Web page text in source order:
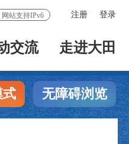
注册 登录
网站支持IPv6
交流 走进大田
式 无障碍浏览